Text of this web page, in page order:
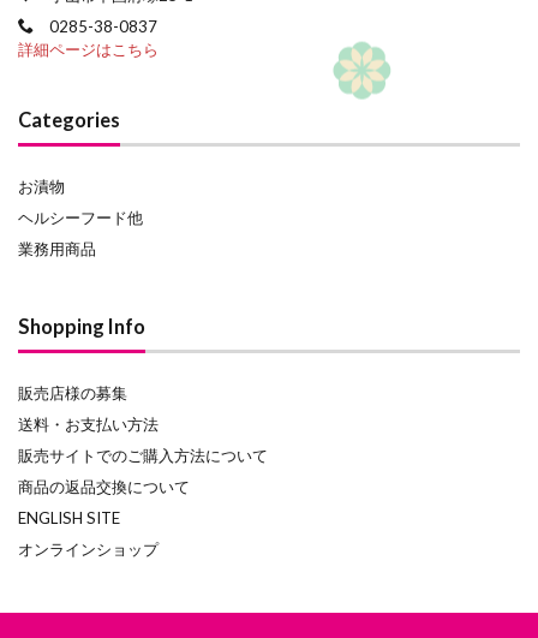
0285-38-0837
詳細ページはこちら
Categories
お漬物
ヘルシーフード他
業務用商品
Shopping Info
販売店様の募集
送料・お支払い方法
販売サイトでのご購入方法について
商品の返品交換について
ENGLISH SITE
オンラインショップ